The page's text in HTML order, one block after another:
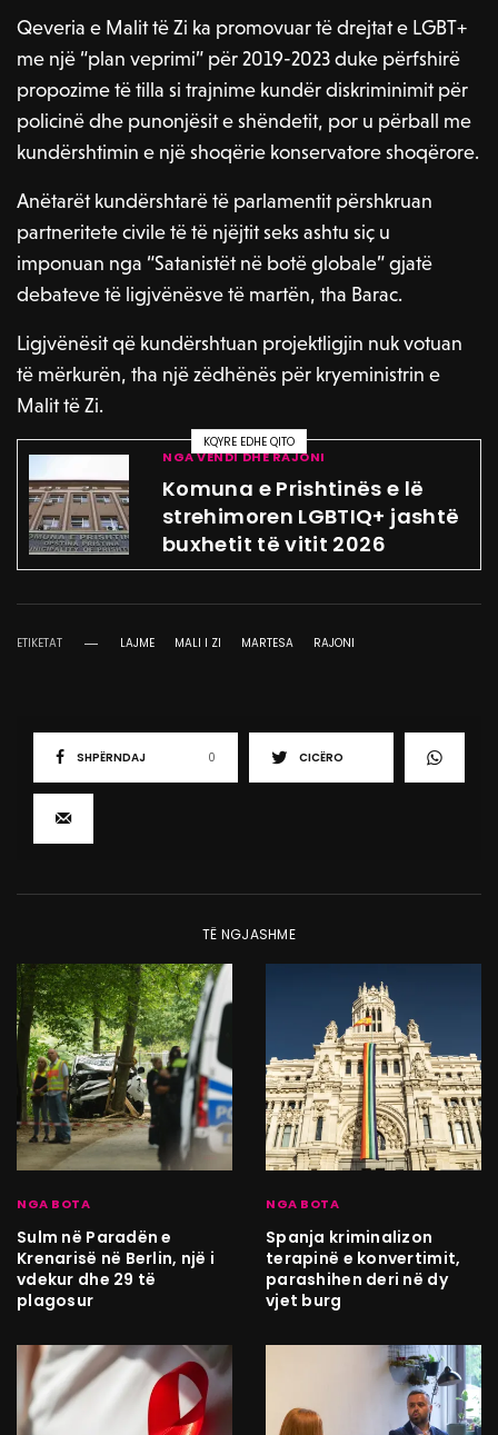
Qeveria e Malit të Zi ka promovuar të drejtat e LGBT+
me një “plan veprimi” për 2019-2023 duke përfshirë
propozime të tilla si trajnime kundër diskriminimit për
policinë dhe punonjësit e shëndetit, por u përball me
kundërshtimin e një shoqërie konservatore shoqërore.
Anëtarët kundërshtarë të parlamentit përshkruan
partneritete civile të të njëjtit seks ashtu siç u
imponuan nga “Satanistët në botë globale” gjatë
debateve të ligjvënësve të martën, tha Barac.
Ligjvënësit që kundërshtuan projektligjin nuk votuan
të mërkurën, tha një zëdhënës për kryeministrin e
Malit të Zi.
KQYRE EDHE QITO
NGA VENDI DHE RAJONI
Komuna e Prishtinës e lë
strehimoren LGBTIQ+ jashtë
buxhetit të vitit 2026
ETIKETAT LAJME MALI I ZI MARTESA RAJONI
SHPËRNDAJ 0 CICËRO
TË NGJASHME
NGA BOTA
Sulm në Paradën e
Krenarisë në Berlin, një i
vdekur dhe 29 të
plagosur
NGA BOTA
Spanja kriminalizon
terapinë e konvertimit,
parashihen deri në dy
vjet burg